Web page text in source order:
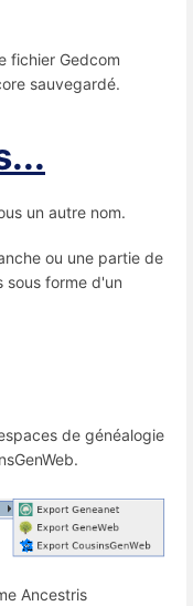
fichier Gedcom
sauvegardé.
un autre nom.
ou une partie de
sous forme d'un
de généalogie
Ancestris